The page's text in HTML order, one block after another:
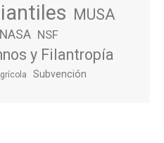
MUSA
NASA NSF
y Filantropía
Subvención